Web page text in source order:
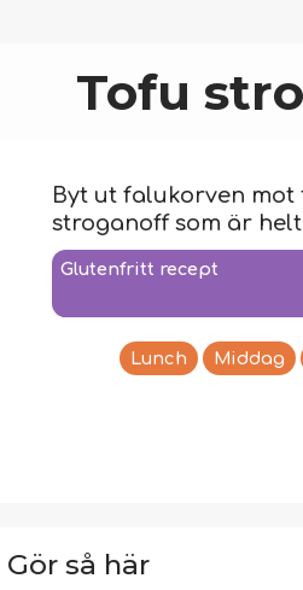
Tofu
Byt ut falukorven
stroganoff som är
Glutenfritt recept
Lunch Middag
Gör så här